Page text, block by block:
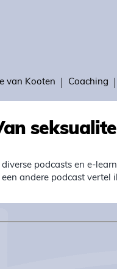
van Kooten Coaching
diverse podcasts en e-
een andere podcast vertel